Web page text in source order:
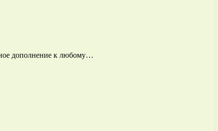
дополнение к любому…